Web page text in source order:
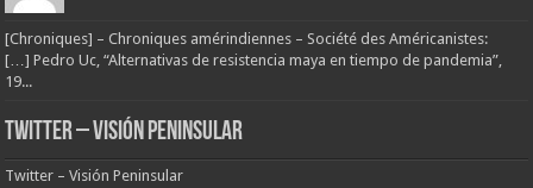
[Chroniques] – Chroniques amérindiennes – Société des Américanistes:
[…] Pedro Uc, “Alternativas de resistencia maya en tiempo de pandemia”,
19...
Twitter – Visión Peninsular
Twitter – Visión Peninsular